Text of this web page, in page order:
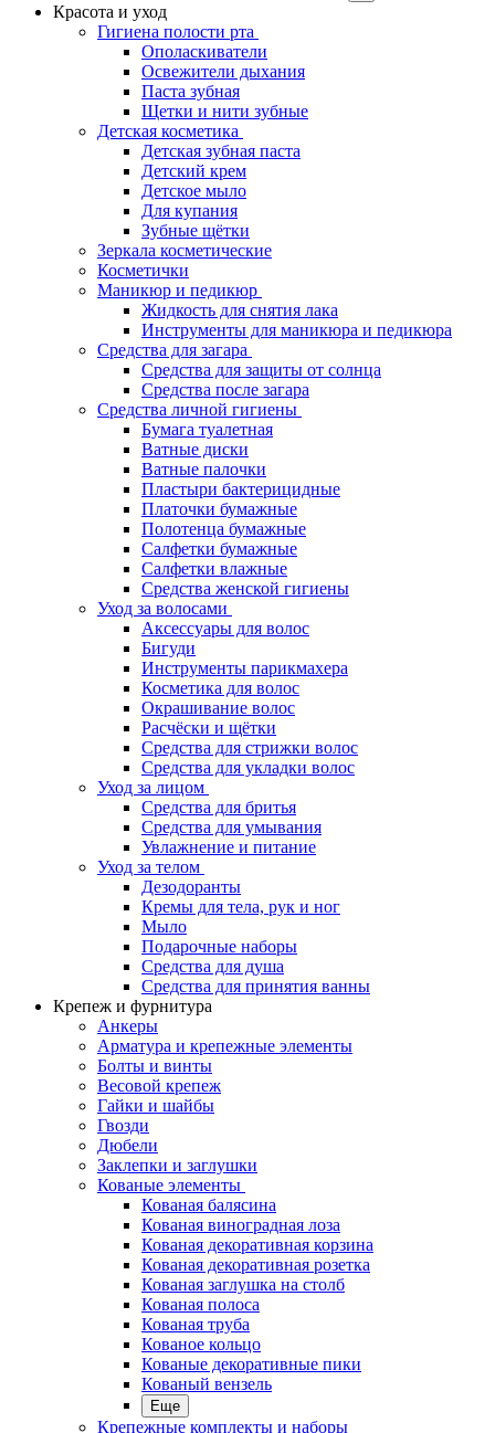
Красота и уход
Гигиена полости рта
Ополаскиватели
Освежители дыхания
Паста зубная
Щетки и нити зубные
Детская косметика
Детская зубная паста
Детский крем
Детское мыло
Для купания
Зубные щётки
Зеркала косметические
Косметички
Маникюр и педикюр
Жидкость для снятия лака
Инструменты для маникюра и педикюра
Средства для загара
Средства для защиты от солнца
Средства после загара
Средства личной гигиены
Бумага туалетная
Ватные диски
Ватные палочки
Пластыри бактерицидные
Платочки бумажные
Полотенца бумажные
Салфетки бумажные
Салфетки влажные
Средства женской гигиены
Уход за волосами
Аксессуары для волос
Бигуди
Инструменты парикмахера
Косметика для волос
Окрашивание волос
Расчёски и щётки
Средства для стрижки волос
Средства для укладки волос
Уход за лицом
Средства для бритья
Средства для умывания
Увлажнение и питание
Уход за телом
Дезодоранты
Кремы для тела, рук и ног
Мыло
Подарочные наборы
Средства для душа
Средства для принятия ванны
Крепеж и фурнитура
Анкеры
Арматура и крепежные элементы
Болты и винты
Весовой крепеж
Гайки и шайбы
Гвозди
Дюбели
Заклепки и заглушки
Кованые элементы
Кованая балясина
Кованая виноградная лоза
Кованая декоративная корзина
Кованая декоративная розетка
Кованая заглушка на столб
Кованая полоса
Кованая труба
Кованое кольцо
Кованые декоративные пики
Кованый вензель
Еще
Крепежные комплекты и наборы